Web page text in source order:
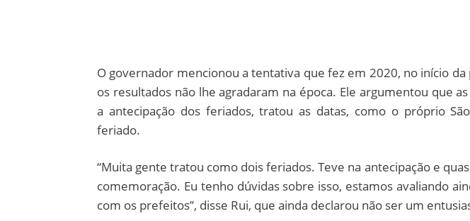
O governador mencionou a tentativa que fez em 2020, no início da
os resultados não lhe agradaram na época. Ele argumentou que
a antecipação dos feriados, tratou as datas, como o próprio
feriado.
“Muita gente tratou como dois feriados. Teve na antecipação e
comemoração. Eu tenho dúvidas sobre isso, estamos avaliando
com os prefeitos”, disse Rui, que ainda declarou não ser um